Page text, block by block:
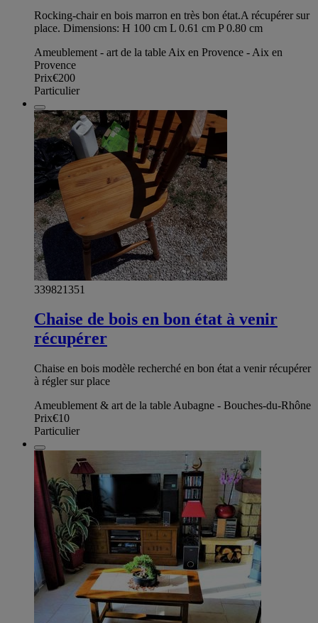
Rocking-chair en bois marron en très bon état.A récupérer sur
place. Dimensions: H 100 cm L 0.61 cm P 0.80 cm
Ameublement - art de la table Aix en Provence - Aix en
Provence
Prix€200
Particulier
339821351
Chaise de bois en bon état à venir
récupérer
Chaise en bois modèle recherché en bon état a venir récupérer
à régler sur place
Ameublement & art de la table Aubagne - Bouches-du-Rhône
Prix€10
Particulier